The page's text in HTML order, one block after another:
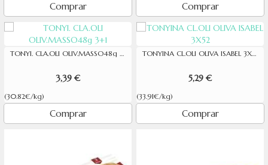
Comprar Comprar
TONYI. CLA.OLI OLIV.MASSO48g 3+1
3,39 €
(30.82€/kg)
Comprar
TONYINA CL.OLI OLIVA ISABEL 3X52
5,29 €
(33.91€/kg)
Comprar